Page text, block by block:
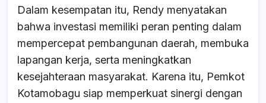
Dalam kesempatan itu, Rendy menyatakan
bahwa investasi memiliki peran penting dalam
mempercepat pembangunan daerah, membuka
lapangan kerja, serta meningkatkan
kesejahteraan masyarakat. Karena itu, Pemkot
Kotamobagu siap memperkuat sinergi dengan